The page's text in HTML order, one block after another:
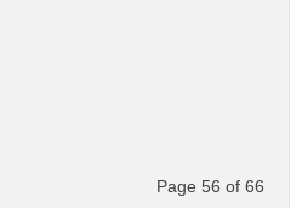
Page 56 of 66